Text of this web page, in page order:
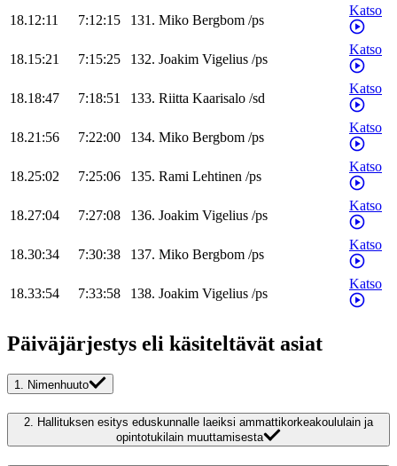
18.12:11 7:12:15 131. Miko Bergbom /ps
Katso
18.15:21 7:15:25 132. Joakim Vigelius /ps
Katso
18.18:47 7:18:51 133. Riitta Kaarisalo /sd
Katso
18.21:56 7:22:00 134. Miko Bergbom /ps
Katso
18.25:02 7:25:06 135. Rami Lehtinen /ps
Katso
18.27:04 7:27:08 136. Joakim Vigelius /ps
Katso
18.30:34 7:30:38 137. Miko Bergbom /ps
Katso
18.33:54 7:33:58 138. Joakim Vigelius /ps
Katso
Päiväjärjestys eli käsiteltävät asiat
1. Nimenhuuto
2. Hallituksen esitys eduskunnalle laeiksi ammattikorkeakoululain ja
opintotukilain muuttamisesta